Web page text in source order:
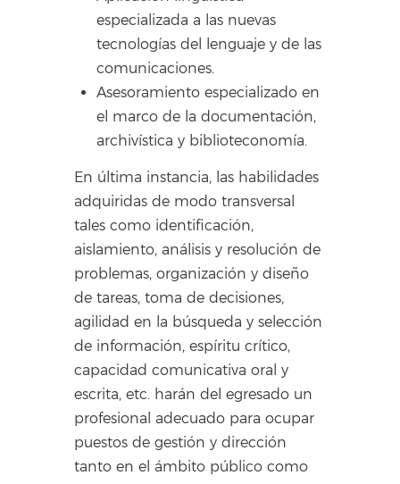
especializada a las nuevas
tecnologías del lenguaje y de las
comunicaciones.
Asesoramiento especializado en
el marco de la documentación,
archivística y biblioteconomía.
En última instancia, las habilidades
adquiridas de modo transversal
tales como identificación,
aislamiento, análisis y resolución de
problemas, organización y diseño
de tareas, toma de decisiones,
agilidad en la búsqueda y selección
de información, espíritu crítico,
capacidad comunicativa oral y
escrita, etc. harán del egresado un
profesional adecuado para ocupar
puestos de gestión y dirección
tanto en el ámbito público como